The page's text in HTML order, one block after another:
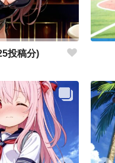
投稿分)